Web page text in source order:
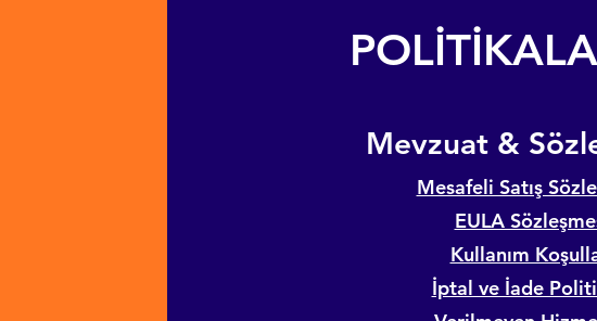
​Mevzuat &
Mesafeli Satış
EULA
Kullanım
İptal ve İade